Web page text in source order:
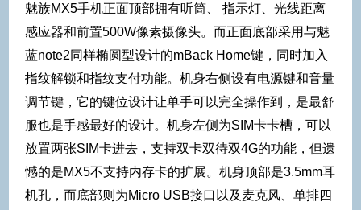
魅族MX5手机正面顶部拥有听筒、 指示灯、光线距离
感应器和前置500W像素摄像头。而正面底部采用与魅
蓝note2同样椭圆型设计的mBack Home键，同时加入
指纹解锁和指纹支付功能。机身右侧设有电源键和音量
调节键，它的键位设计让单手可以完全操作到，是最舒
服也是手感最好的设计。机身左侧为SIM卡卡槽，可以
放置两张SIM卡进去，支持双卡双待双4G的功能，但遗
憾的是MX5不支持内存卡的扩展。机身顶部是3.5mm耳
机孔，而底部则为Micro USB接口以及麦克风、单排四